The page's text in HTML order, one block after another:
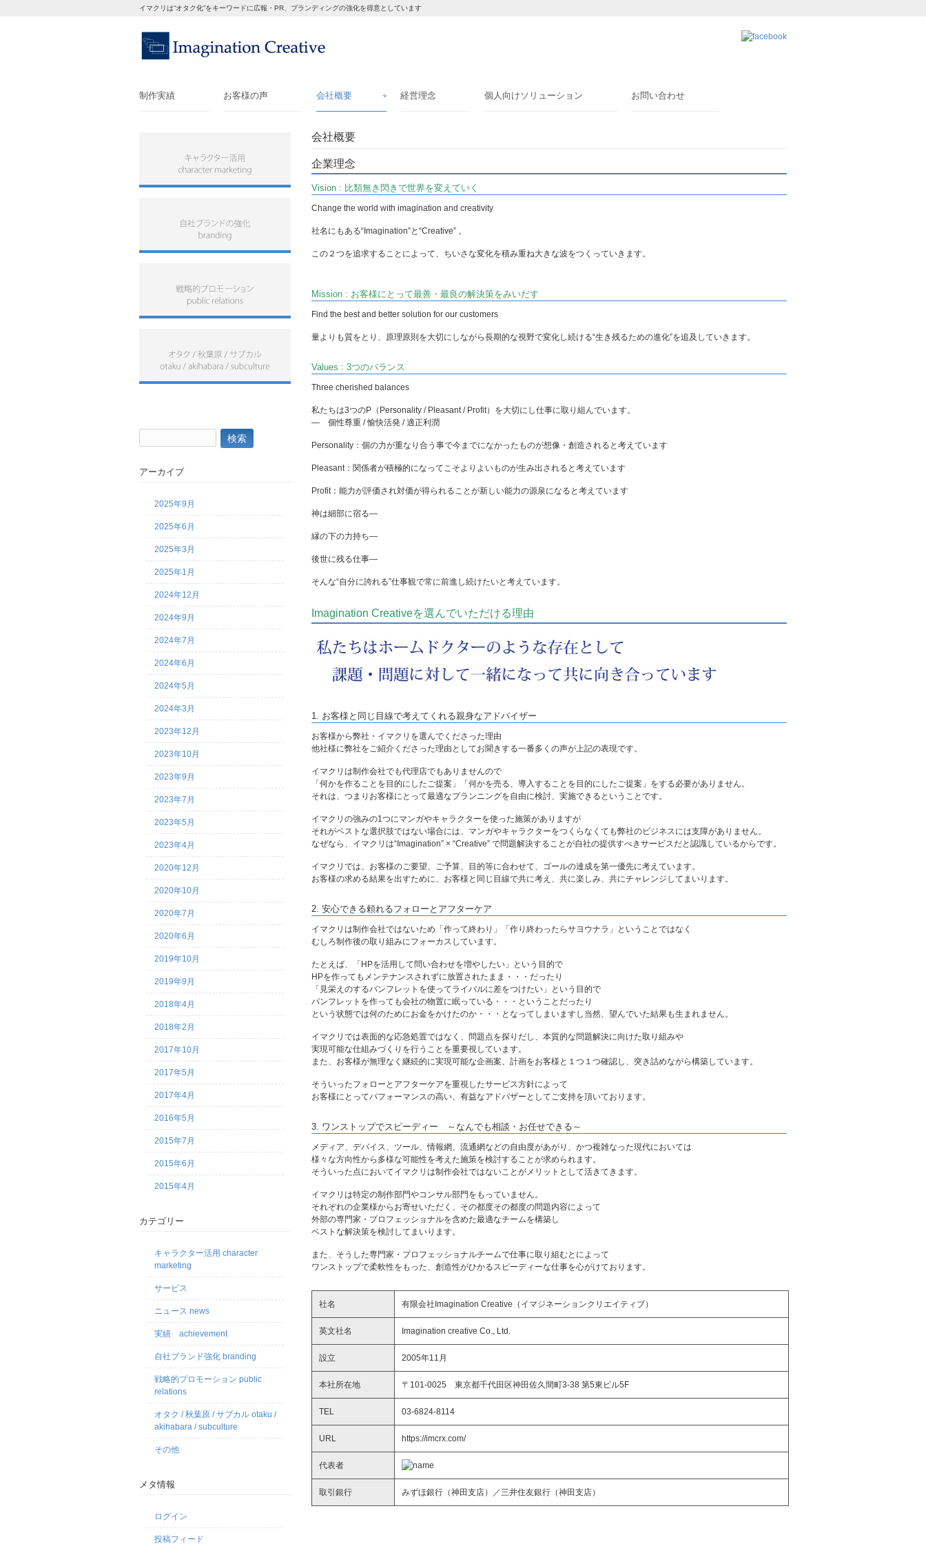
イマクリは“オタク化”をキーワードに広報・PR、ブランディングの強化を得意としています
制作実績 お客様の声 会社概要 経営理念 個人向けソリューション お問い合わせ
会社概要
企業理念
Vision : 比類無き閃きで世界を変えていく
Change the world with imagination and creativity
社名にもある“Imagination”と“Creative” 。
この２つを追求することによって、ちいさな変化を積み重ね大きな波をつくっていきます。
Mission : お客様にとって最善・最良の解決策をみいだす
Find the best and better solution for our customers
量よりも質をとり、原理原則を大切にしながら長期的な視野で変化し続ける“生き残るための進化”を追及していきます。
Values : 3つのバランス
Three cherished balances
私たちは3つのP（Personality / Pleasant / Profit）を大切にし仕事に取り組んでいます。
― 個性尊重 / 愉快活発 / 適正利潤
Personality：個の力が重なり合う事で今までになかったものが想像・創造されると考えています
Pleasant：関係者が積極的になってこそよりよいものが生み出されると考えています
Profit：能力が評価され対価が得られることが新しい能力の源泉になると考えています
神は細部に宿る―
縁の下の力持ち―
後世に残る仕事―
そんな“自分に誇れる”仕事観で常に前進し続けたいと考えています。
Imagination Creativeを選んでいただける理由
1. お客様と同じ目線で考えてくれる親身なアドバイザー
お客様から弊社・イマクリを選んでくださった理由
他社様に弊社をご紹介くださった理由としてお聞きする一番多くの声が上記の表現です。
イマクリは制作会社でも代理店でもありませんので
「何かを作ることを目的にしたご提案」「何かを売る、導入することを目的にしたご提案」をする必要がありません。
それは、つまりお客様にとって最適なプランニングを自由に検討、実施できるということです。
イマクリの強みの1つにマンガやキャラクターを使った施策がありますが
それがベストな選択肢ではない場合には、マンガやキャラクターをつくらなくても弊社のビジネスには支障がありません。
なぜなら、イマクリは“Imagination” × “Creative” で問題解決することが自社の提供すべきサービスだと認識しているからです。
イマクリでは、お客様のご要望、ご予算、目的等に合わせて、ゴールの達成を第一優先に考えています。
お客様の求める結果を出すために、お客様と同じ目線で共に考え、共に楽しみ、共にチャレンジして まいります。
2. 安心できる頼れるフォローとアフターケア
イマクリは制作会社ではないため「作って終わり」「作り終わったらサヨウナラ」ということではなく
むしろ制作後の取り組みにフォーカスしています。
たとえば、「HPを活用して問い合わせを増やしたい」という目的で
HPを作ってもメンテナンスされずに放置されたまま・・・だったり
「見栄えのするパンフレットを使ってライバルに差をつけたい」という目的で
パンフレットを作っても会社の物置に眠っている ・・・ということだったり
という状態では何のためにお金をかけたのか・・・となってしまいますし当然、望んでいた結果も生まれません。
イマクリでは表面的な応急処置ではなく、問題点を探りだし、本質的な問題解決に向けた取り組みや
実現可能な仕組みづくりを行うことを重要視しています。
また、お客様が無理なく継続的に実現可能な企画案、計画をお客様と１つ１つ確認し、突き詰めながら構築しています。
そういったフォローとアフターケアを重視したサービス方針によって
お客様にとってパフォーマンスの高い、有益なアドバザーとしてご支持を頂いております。
3. ワンストップでスピーディー ～なんでも相談・お任せできる～
メディア、デバイス、ツール、情報網、流通網などの自由度があがり、かつ複雑なった現代においては
様々な方向性から多様な可能性を考えた施策を検討することが求められます。
そういった点においてイマクリは制作会社ではないことがメリットとして活きてきます。
イマクリは特定の制作部門やコンサル部門をもっていません。
それぞれの企業様からお寄せいただく、その都度その都度の問題内容によって
外部の専門家・プロフェッショナルを含めた最適なチームを構築し
ベストな解決策を検討してまいります。
また、そうした専門家・プロフェッショナルチームで仕事に取り組むとによって
ワンストップで柔軟性をもった、創造性がひかるスピーディーな仕事を心がけております。
社名 有限会社Imagination Creative（イマジネーションクリエイティブ）
英文社名 Imagination creative Co., Ltd.
設立 2005年11月
本社所在地 〒101-0025 東京都千代田区神田佐久間町3-38 第5東ビル5F
TEL 03-6824-8114
URL https://imcrx.com/
代表者
取引銀行 みずほ銀行（神田支店）／三井住友銀行（神田支店）
索:
アーカイブ
2025年9月
2025年6月
2025年3月
2025年1月
2024年12月
2024年9月
2024年7月
2024年6月
2024年5月
2024年3月
2023年12月
2023年10月
2023年9月
2023年7月
2023年5月
2023年4月
2020年12月
2020年10月
2020年7月
2020年6月
2019年10月
2019年9月
2018年4月
2018年2月
2017年10月
2017年5月
2017年4月
2016年5月
2015年7月
2015年6月
2015年4月
カテゴリー
キャラクター活用 character
marketing
サービス
ニュース news
実績 achievement
自社ブランド強化 branding
戦略的プロモーション public
relations
オタク / 秋葉原 / サブカル otaku /
akihabara / subculture
その他
メタ情報
ログイン
投稿フィード